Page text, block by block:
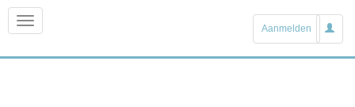
Aanmelden